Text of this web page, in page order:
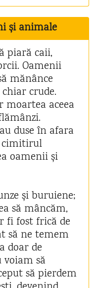
și animale
piară caii,
Oamenii
mănânce
crude.
moartea aceea
duse în afara
cimitirul
oamenii și
și buruiene;
să mâncăm,
fi fost frică de
să ne temem
doar de
să
să pierdem